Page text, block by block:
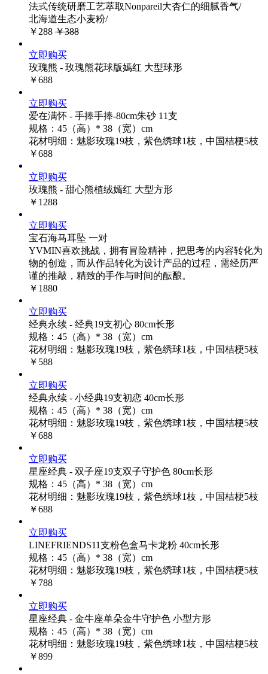
法式传统研磨工艺萃取Nonpareil大杏仁的细腻香气/
北海道生态小麦粉/
￥288 ￥388
立即购买
玫瑰熊 - 玫瑰熊花球版嫣红 大型球形
￥688
立即购买
爱在满怀 - 手捧手捧-80cm朱砂 11支
规格：45（高）* 38（宽）cm
花材明细：魅影玫瑰19枝，紫色绣球1枝，中国桔梗5枝
￥688
立即购买
玫瑰熊 - 甜心熊植绒嫣红 大型方形
￥1288
立即购买
宝石海马耳坠 一对
YVMIN喜欢挑战，拥有冒险精神，把思考的内容转化为
物的创造，而从作品转化为设计产品的过程，需经历严
谨的推敲，精致的手作与时间的酝酿。
￥1880
立即购买
经典永续 - 经典19支初心 80cm长形
规格：45（高）* 38（宽）cm
花材明细：魅影玫瑰19枝，紫色绣球1枝，中国桔梗5枝
￥588
立即购买
经典永续 - 小经典19支初恋 40cm长形
规格：45（高）* 38（宽）cm
花材明细：魅影玫瑰19枝，紫色绣球1枝，中国桔梗5枝
￥688
立即购买
星座经典 - 双子座19支双子守护色 80cm长形
规格：45（高）* 38（宽）cm
花材明细：魅影玫瑰19枝，紫色绣球1枝，中国桔梗5枝
￥688
立即购买
LINEFRIENDS11支粉色盒马卡龙粉 40cm长形
规格：45（高）* 38（宽）cm
花材明细：魅影玫瑰19枝，紫色绣球1枝，中国桔梗5枝
￥788
立即购买
星座经典 - 金牛座单朵金牛守护色 小型方形
规格：45（高）* 38（宽）cm
花材明细：魅影玫瑰19枝，紫色绣球1枝，中国桔梗5枝
￥899